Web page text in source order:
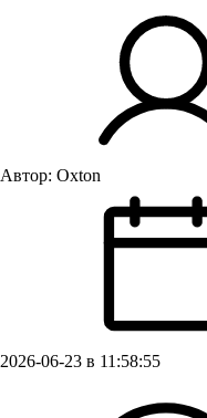
Автор: Oxton
2026-06-23 в 11:58:55